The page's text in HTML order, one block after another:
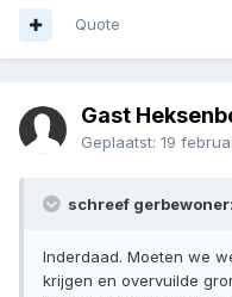
Quote
Gast
Geplaatst: 19
schreef gerbewoner:
Inderdaad. Moeten we
krijgen en overvuilde